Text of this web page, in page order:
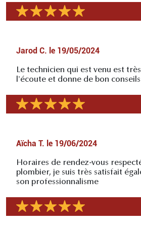
Jarod C. le 19/05/2024
Le technicien qui est venu est
l'écoute et donne de bon conseils
Aïcha T. le 19/06/2024
Horaires de rendez-vous
plombier, je suis très satisfait
son professionnalisme